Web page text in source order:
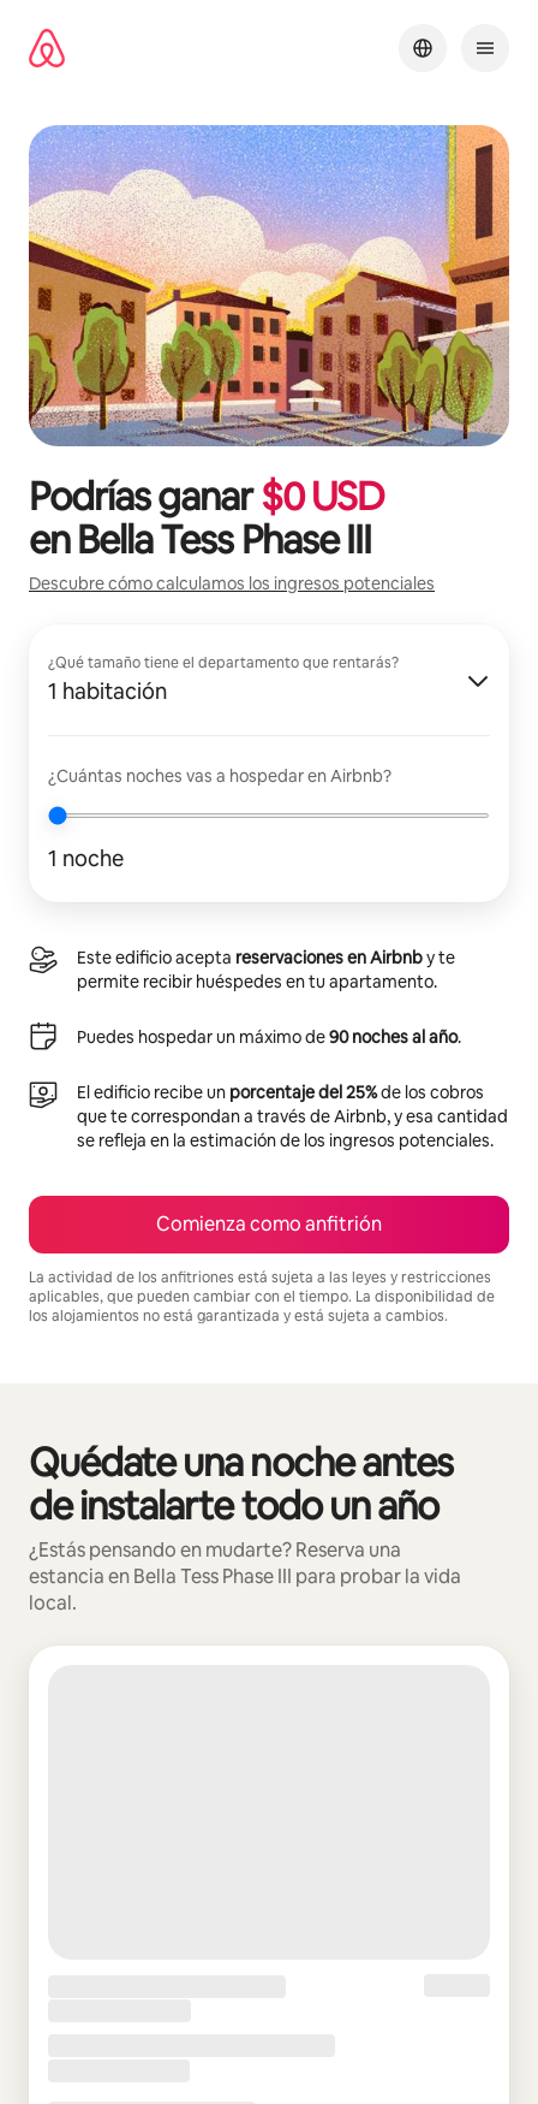
contenido
Podrías ganar$0USD
enBella Tess Phase III
Descubre cómo calculamos los ingresos potenciales
¿Qué tamaño tiene el departamento que rentarás?
1 habitación
¿Cuántas noches vas a hospedar en Airbnb?
1 noche
Este edificio acepta reservaciones en Airbnby te
permite recibir huéspedes en tu apartamento.
Puedes hospedar un máximo de90 noches al año.
El edificio recibe un porcentaje del 25%de los cobros
que te correspondan a través de Airbnb, y esa cantidad
se refleja en la estimación de los ingresos potenciales.
Comienza como anfitrión
La actividad de los anfitriones está sujeta a las leyes y restricciones
aplicables, que pueden cambiar con el tiempo. La disponibilidad de
los alojamientos no está garantizada y está sujeta a cambios.
Quédate una noche antes
de instalarte todo un año
¿Estás pensando en mudarte? Reserva una
estancia en Bella Tess Phase III para probar la vida
local.
Mostrando 0 de 0 elementos